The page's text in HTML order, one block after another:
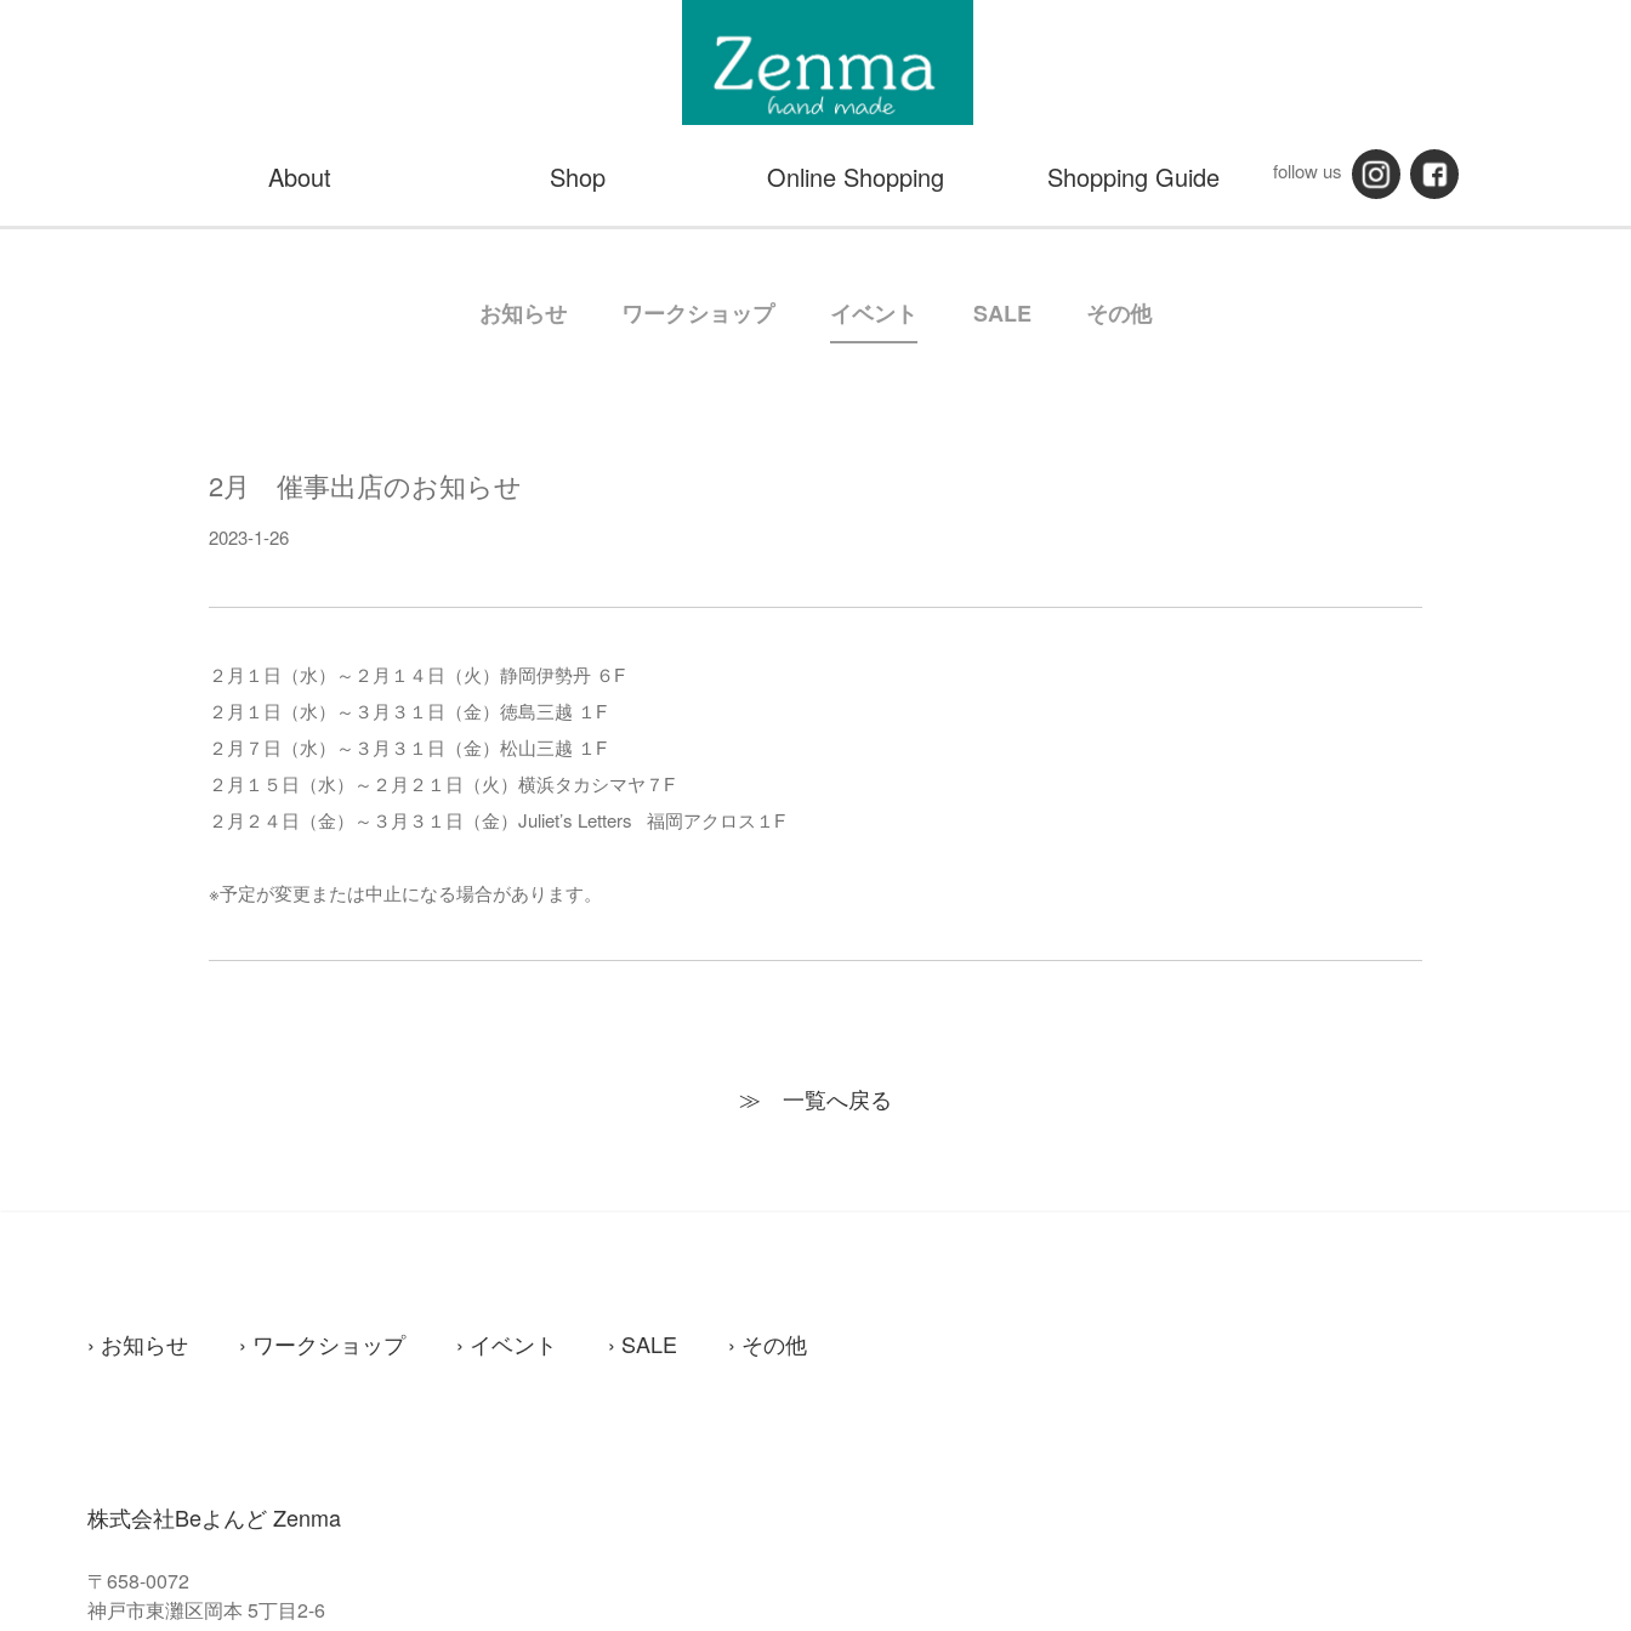
About Shop Online Shopping Shopping Guide follow us
お知らせ ワークショップ イベント SALE その他
2月 催事出店のお知らせ
2023-1-26
２月１日（水）～２月１４日（火）静岡伊勢丹 ６F
２月１日（水）～３月３１日（金）徳島三越 １F
２月７日（水）～３月３１日（金）松山三越 １F
２月１５日（水）～２月２１日（火）横浜タカシマヤ７F
２月２４日（金）～３月３１日（金）Juliet’s Letters 福岡アクロス１F
※予定が変更または中止になる場合があります。
≫ 一覧へ戻る
お知らせ ワークショップ イベント SALE その他
株式会社Beよんど Zenma
〒658-0072
神戸市東灘区岡本 5丁目2-6